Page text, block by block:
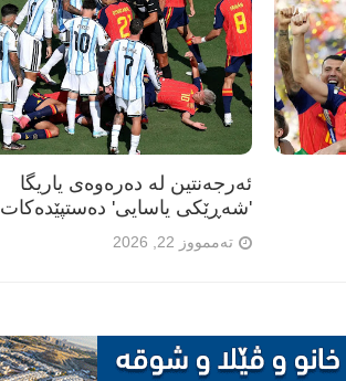
ئەرجەنتین لە دەرەوەی یاریگا
'شەڕێکی یاسایی' دەستپێدەکات
تەممووز 22, 2026